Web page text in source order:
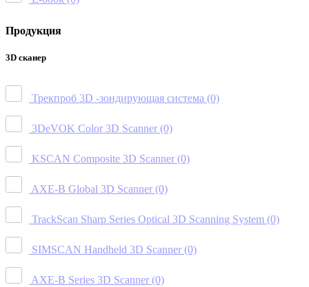
Продукция
3D сканер
Трекпроб 3D -зондирующая система (0)
3DeVOK Color 3D Scanner (0)
KSCAN Composite 3D Scanner (0)
AXE-B Global 3D Scanner (0)
TrackScan Sharp Series Optical 3D Scanning System (0)
SIMSCAN Handheld 3D Scanner (0)
AXE-B Series 3D Scanner (0)